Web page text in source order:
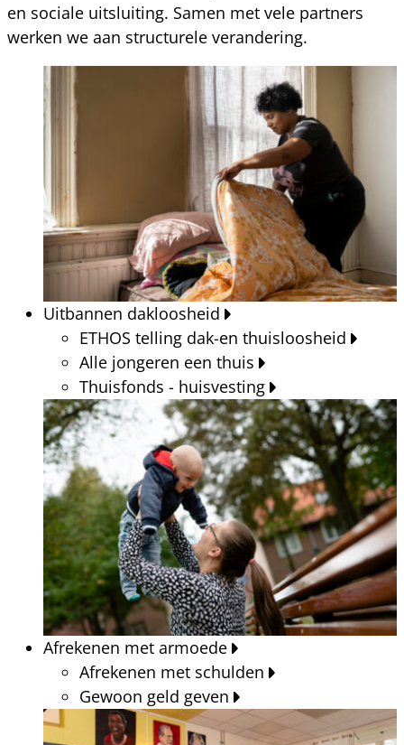
en sociale uitsluiting. Samen met vele partners
werken we aan structurele verandering.
Uitbannen dakloosheid
ETHOS telling dak-en thuisloosheid
Alle jongeren een thuis
Thuisfonds - huisvesting
Afrekenen met armoede
Afrekenen met schulden
Gewoon geld geven